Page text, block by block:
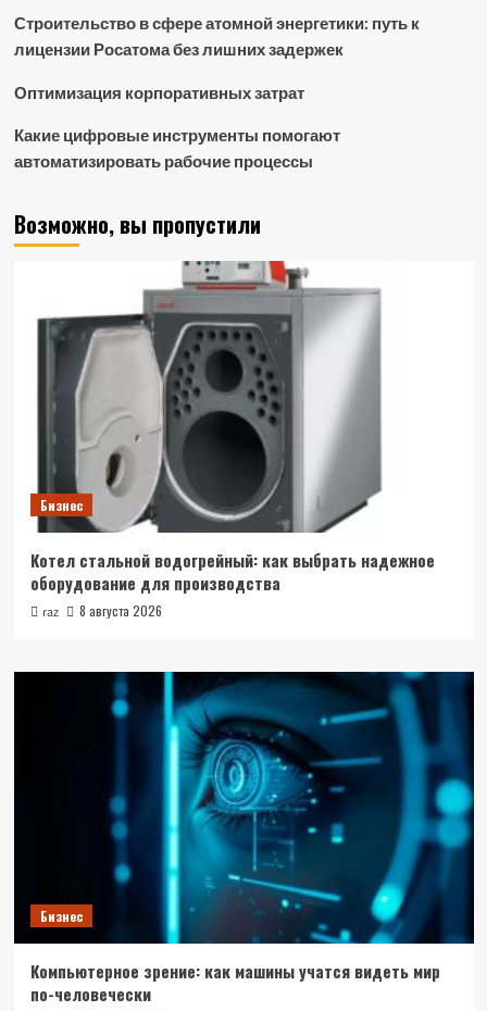
Строительство в сфере атомной энергетики: путь к
лицензии Росатома без лишних задержек
Оптимизация корпоративных затрат
Какие цифровые инструменты помогают
автоматизировать рабочие процессы
Возможно, вы пропустили
Бизнес
Котел стальной водогрейный: как выбрать надежное
оборудование для производства
raz 8 августа 2026
Бизнес
Компьютерное зрение: как машины учатся видеть мир
по-человечески